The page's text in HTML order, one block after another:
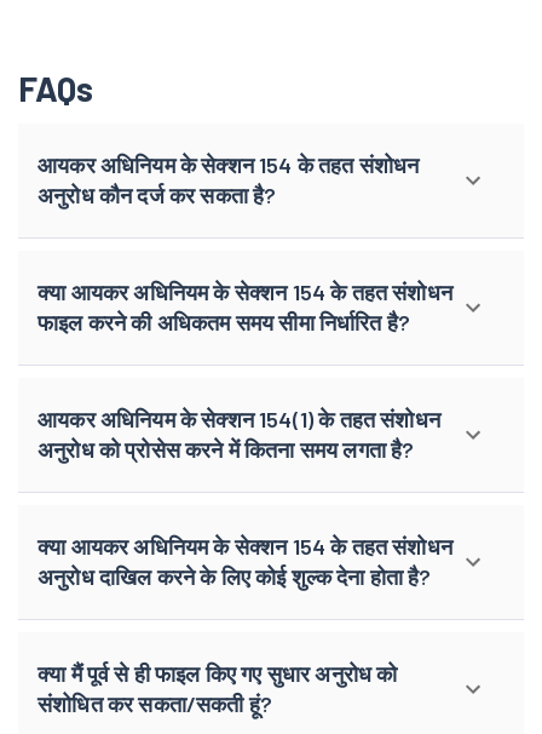
FAQs
आयकर अधिनियम के सेक्शन 154 के तहत संशोधन
अनुरोध कौन दर्ज कर सकता है?
क्या आयकर अधिनियम के सेक्शन 154 के तहत संशोधन
फाइल करने की अधिकतम समय सीमा निर्धारित है?
आयकर अधिनियम के सेक्शन 154(1) के तहत संशोधन
अनुरोध को प्रोसेस करने में कितना समय लगता है?
क्या आयकर अधिनियम के सेक्शन 154 के तहत संशोधन
अनुरोध दाखिल करने के लिए कोई शुल्क देना होता है?
क्या मैं पूर्व से ही फाइल किए गए सुधार अनुरोध को
संशोधित कर सकता/सकती हूं?